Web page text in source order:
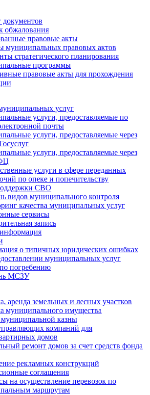
документов
обжалования
правовые акты
муниципальных правовых актов
стратегического планирования
программы
правовые акты для прохождения
услуг
услуги, предоставляемые по
почты
услуги, предоставляемые через
услуги, предоставляемые через
услуги в сфере переданных
по опеке и попечительству
СВО
видов муниципального контроля
качества муниципальных услуг
сервисы
запись
о типичных юридических ошибках
муниципальных услуг
погребению
МСЗУ
аренда земельных и лесных участков
муниципального имущества
казны
компаний для
домов
ремонт домов за счет средств фонда
рекламных конструкций
соглашения
на осуществление перевозок по
маршрутам